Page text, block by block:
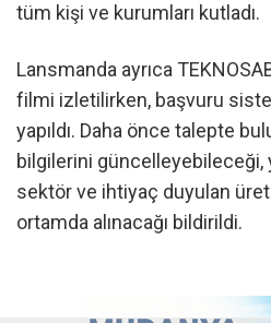
tüm kişi ve kurumları kutladı.
Lansmanda ayrıca
filmi izletilirken, başvuru
yapıldı. Daha önce talepte
bilgilerini güncelleyebileceği,
sektör ve ihtiyaç duyulan
ortamda alınacağı bildirildi.